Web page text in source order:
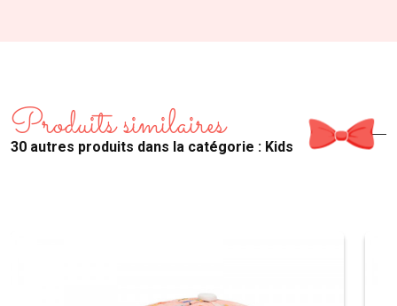
Produits similaires
30 autres produits dans la catégorie : Kids